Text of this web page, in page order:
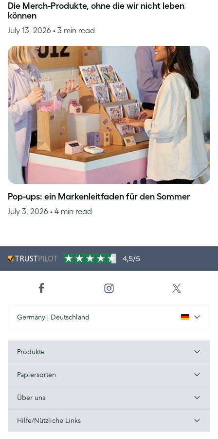
Die Merch-Produkte, ohne die wir nicht leben
können
July 13, 2026 • 3 min read
Pop-ups: ein Markenleitfaden für den Sommer
July 3, 2026 • 4 min read
4,5/5
Germany | Deutschland
Produkte
Papiersorten
Über uns
Hilfe/Nützliche Links